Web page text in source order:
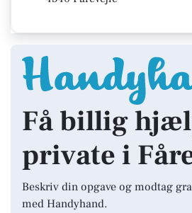
Få billig
private i
Beskriv din opgave og modtag
med Handyhand.